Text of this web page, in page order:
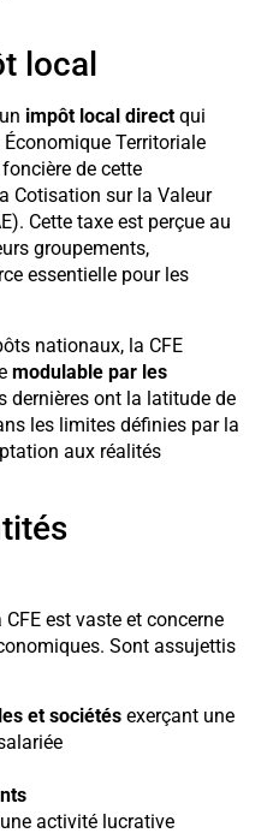
local
impôt local direct qui
Territoriale
de cette
Cotisation sur la Valeur
Cette taxe est perçue au
groupements,
essentielle pour les
nationaux, la CFE
modulable par les
dernières ont la latitude de
les limites définies par la
aux réalités
est vaste et concerne
Sont assujettis
et sociétés exerçant une
activité lucrative